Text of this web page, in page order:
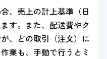
、売上の計上基準（日
す。また、配送費やク
、どの取引（注文）に
業も、手動で行うとミ